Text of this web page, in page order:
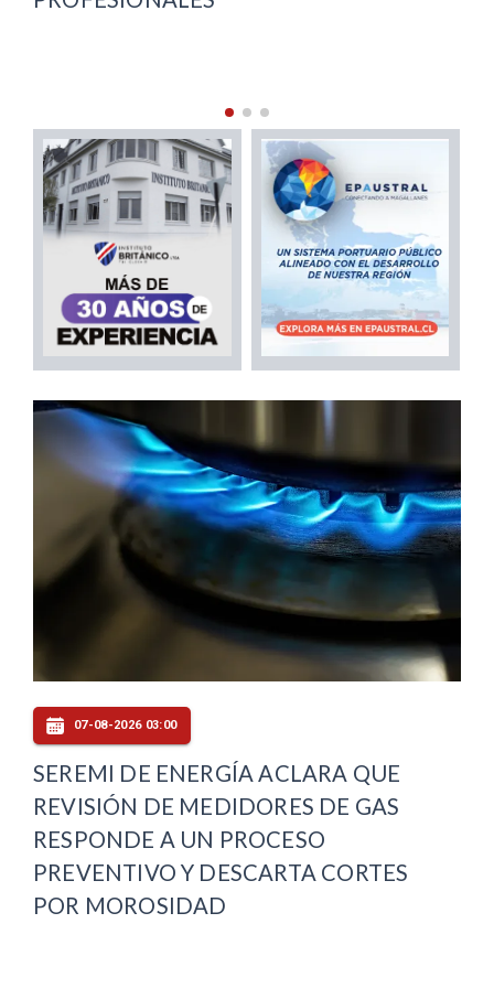
07-08-2026 03:00
SEREMI DE ENERGÍA ACLARA QUE
REVISIÓN DE MEDIDORES DE GAS
RESPONDE A UN PROCESO
PREVENTIVO Y DESCARTA CORTES
POR MOROSIDAD